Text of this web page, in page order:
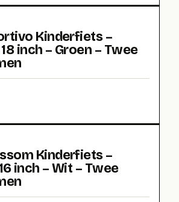
Kinderfiets –
inch – Groen – Twee
Kinderfiets –
inch – Wit – Twee